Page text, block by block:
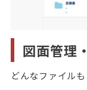
図面管理
どんなファイル